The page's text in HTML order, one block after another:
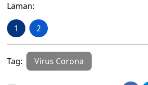
Laman:
1 2
Tag: Virus Corona